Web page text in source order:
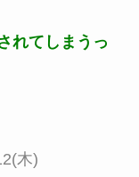
れてしまうっ
木)